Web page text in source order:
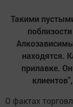
Такими
находятся.
прилавке.
О фактах